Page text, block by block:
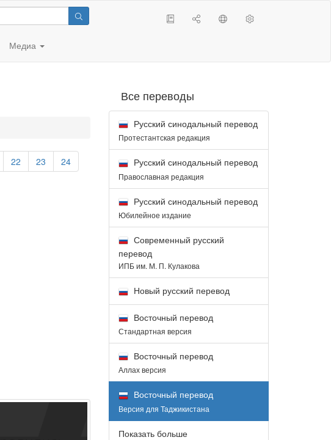
Медиа
22 23 24
Все переводы
Русский синодальный перевод
Протестантская редакция
Русский синодальный перевод
Православная редакция
Русский синодальный перевод
Юбилейное издание
Современный русский
перевод
ИПБ им. М. П. Кулакова
Новый русский перевод
Восточный перевод
Стандартная версия
Восточный перевод
Аллах версия
Восточный перевод
Версия для Таджикистана
Показать больше